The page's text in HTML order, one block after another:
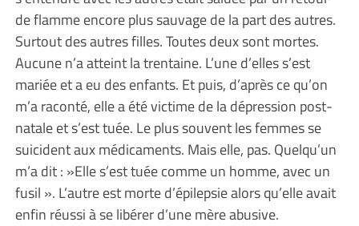
de flamme encore plus sauvage de la part des autres.
Surtout des autres filles. Toutes deux sont mortes.
Aucune n’a atteint la trentaine. L’une d’elles s’est
mariée et a eu des enfants. Et puis, d’après ce qu’on
m’a raconté, elle a été victime de la dépression post-
natale et s’est tuée. Le plus souvent les femmes se
suicident aux médicaments. Mais elle, pas. Quelqu’un
m’a dit : »Elle s’est tuée comme un homme, avec un
fusil ». L’autre est morte d’épilepsie alors qu’elle avait
enfin réussi à se libérer d’une mère abusive.